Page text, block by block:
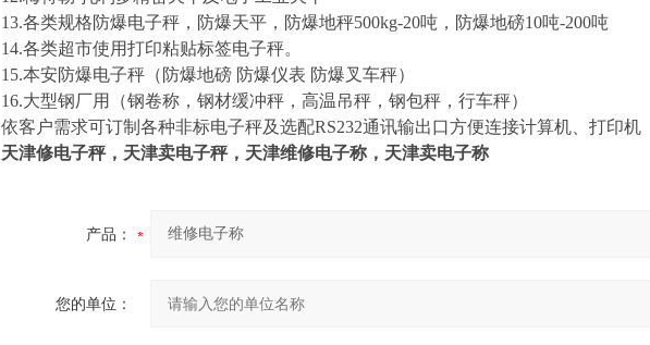
13.各类规格防爆电子秤，防爆天平，防爆地秤500kg-20吨，防爆地磅10吨-200吨
14.各类超市使用打印粘贴标签电子秤。
15.本安防爆电子秤（防爆地磅 防爆仪表 防爆叉车秤）
16.大型钢厂用（钢卷称，钢材缓冲秤，高温吊秤，钢包秤，行车秤）
依客户需求可订制各种非标电子秤及选配RS232通讯输出口方便连接计算机、打印机
天津修电子秤，天津卖电子秤，天津维修电子称，天津卖电子称
产品：
您的单位：